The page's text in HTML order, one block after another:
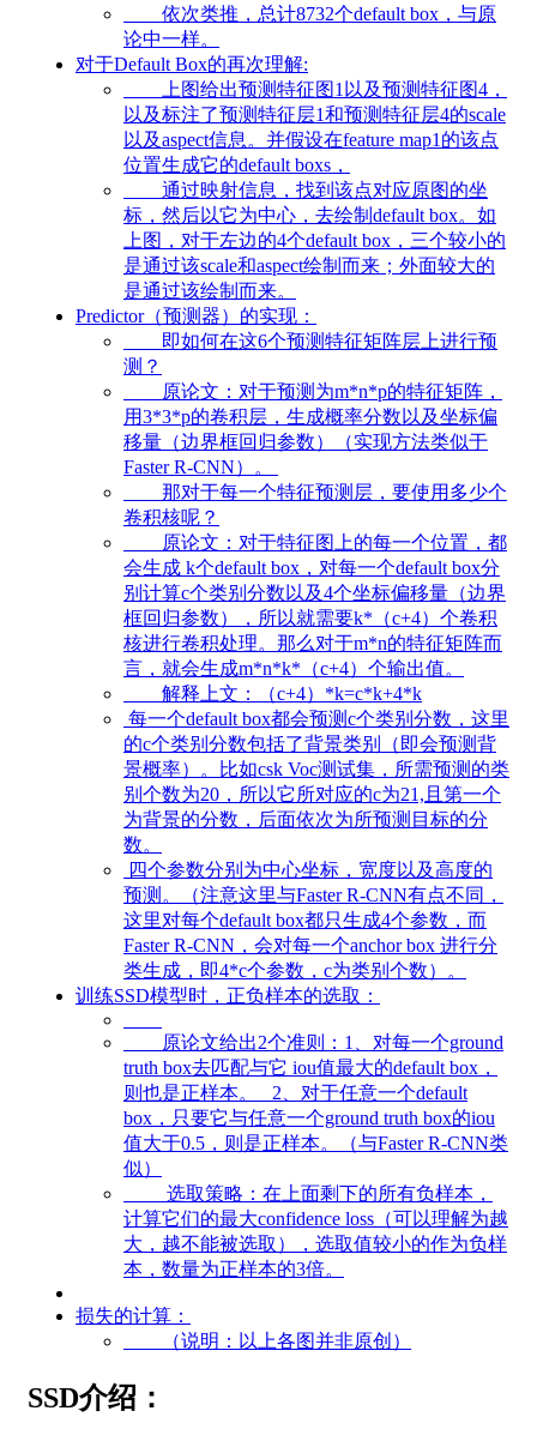
依次类推，总计8732个default box，与原
论中一样。
对于Default Box的再次理解:
上图给出预测特征图1以及预测特征图4，
以及标注了预测特征层1和预测特征层4的scale
以及aspect信息。并假设在feature map1的该点
位置生成它的default boxs，
通过映射信息，找到该点对应原图的坐
标，然后以它为中心，去绘制default box。如
上图，对于左边的4个default box，三个较小的
是通过该scale和aspect绘制而来；外面较大的
是通过该绘制而来。
Predictor（预测器）的实现：
即如何在这6个预测特征矩阵层上进行预
测？
原论文：对于预测为m*n*p的特征矩阵，
用3*3*p的卷积层，生成概率分数以及坐标偏
移量（边界框回归参数）（实现方法类似于
Faster R-CNN）。
那对于每一个特征预测层，要使用多少个
卷积核呢？
原论文：对于特征图上的每一个位置，都
会生成 k个default box，对每一个default box分
别计算c个类别分数以及4个坐标偏移量（边界
框回归参数），所以就需要k*（c+4）个卷积
核进行卷积处理。那么对于m*n的特征矩阵而
言，就会生成m*n*k*（c+4）个输出值。
解释上文：（c+4）*k=c*k+4*k
每一个default box都会预测c个类别分数，这里
的c个类别分数包括了背景类别（即会预测背
景概率）。比如csk Voc测试集，所需预测的类
别个数为20，所以它所对应的c为21,且第一个
为背景的分数，后面依次为所预测目标的分
数。
四个参数分别为中心坐标，宽度以及高度的
预测。（注意这里与Faster R-CNN有点不同，
这里对每个default box都只生成4个参数，而
Faster R-CNN，会对每一个anchor box 进行分
类生成，即4*c个参数，c为类别个数）。
训练SSD模型时，正负样本的选取：
原论文给出2个准则：1、对每一个ground
truth box去匹配与它 iou值最大的default box，
则也是正样本。 2、对于任意一个default
box，只要它与任意一个ground truth box的iou
值大于0.5，则是正样本。（与Faster R-CNN类
似）
选取策略：在上面剩下的所有负样本，
计算它们的最大confidence loss（可以理解为越
大，越不能被选取），选取值较小的作为负样
本，数量为正样本的3倍。
损失的计算：
（说明：以上各图并非原创）
SSD介绍：